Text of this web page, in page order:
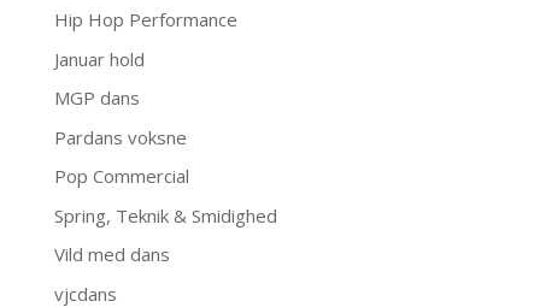
Hip Hop Performance
Januar hold
MGP dans
Pardans voksne
Pop Commercial
Spring, Teknik & Smidighed
Vild med dans
vjcdans